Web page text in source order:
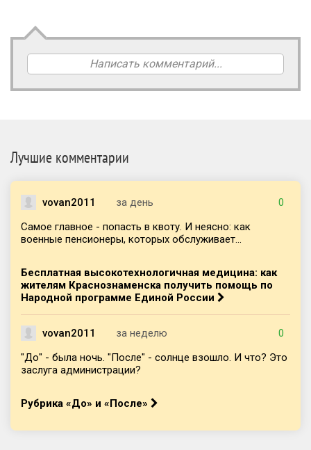
Написать комментарий...
Лучшие комментарии
vovan2011 за день
0
Самое главное - попасть в квоту. И неясно: как
военные пенсионеры, которых обслуживает...
Бесплатная высокотехнологичная медицина: как
жителям Краснознаменска получить помощь по
Народной программе Единой России
vovan2011 за неделю
0
"До" - была ночь. "После" - солнце взошло. И что? Это
заслуга администрации?
Рубрика «До» и «После»